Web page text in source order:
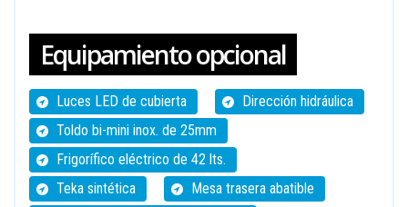
Equipamiento opcional
Luces LED de cubierta
Dirección hidráulica
Toldo bi-mini inox. de 25mm
Frigorífico eléctrico de 42 lts.
Teka sintética
Mesa trasera abatible